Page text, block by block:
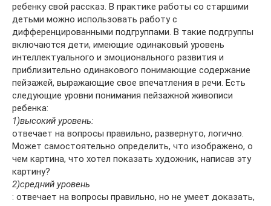
ребенку свой рассказ. В практике работы со старшими
детьми можно использовать работу с
дифференцированными подгруппами. В такие подгруппы
включаются дети, имеющие одинаковый уровень
интеллектуального и эмоционального развития и
приблизительно одинакового понимающие содержание
пейзажей, выражающие свое впечатления в речи. Есть
следующие уровни понимания пейзажной живописи
ребенка:
1)высокий уровень:
отвечает на вопросы правильно, развернуто, логично.
Может самостоятельно определить, что изображено, о
чем картина, что хотел показать художник, написав эту
картину?
2)средний уровень
: отвечает на вопросы правильно, но не умеет доказать,